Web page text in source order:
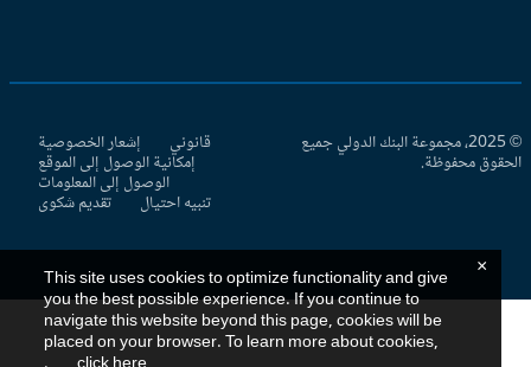
© 2025، مجموعة البنك الدولي جميع
محفوظة.
قانوني إشعار الخصوصية
إمكانية الوصول إلى الموقع
الوصول إلى المعلومات
تنبيه احتيال تقديم شكوى
This site uses cookies to optimize functionality and give
you the best possible experience. If you continue to
navigate this website beyond this page, cookies will be
placed on your browser. To learn more about cookies,